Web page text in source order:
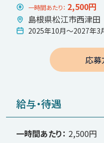
一時間あたり： 2,500円
島根県松江市西津田
2025年10月〜2027年3
応募
給与・待遇
一時間あたり
2,500円